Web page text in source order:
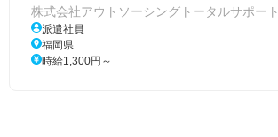
株式会社アウトソーシングトータルサポート
派遣社員
福岡県
時給1,300円～